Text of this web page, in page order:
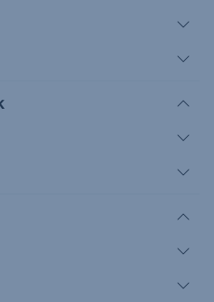
érkezett a piacra,